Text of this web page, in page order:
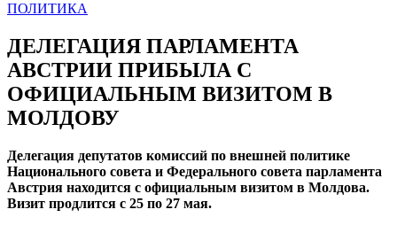
ПОЛИТИКА
ДЕЛЕГАЦИЯ ПАРЛАМЕНТА
АВСТРИИ ПРИБЫЛА С
ОФИЦИАЛЬНЫМ ВИЗИТОМ В
МОЛДОВУ
Делегация депутатов комиссий по внешней политике
Национального совета и Федерального совета парламента
Австрия находится с официальным визитом в Молдова.
Визит продлится с 25 по 27 мая.